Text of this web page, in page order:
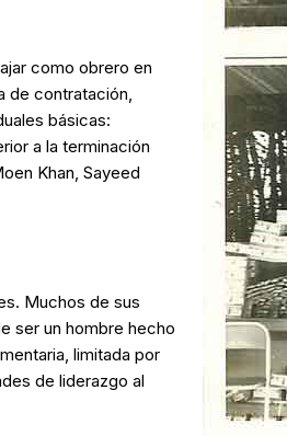
como obrero en
de contratación,
básicas:
a la terminación
Khan, Sayeed
Muchos de sus
ser un hombre hecho
limitada por
de liderazgo al